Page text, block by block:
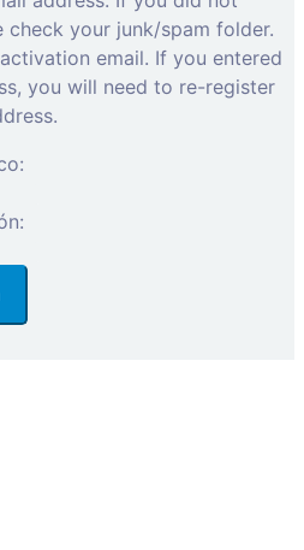
check your junk/spam folder.
email. If you entered
you will need to re-register